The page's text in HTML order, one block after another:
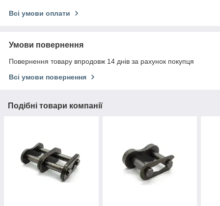
Всі умови оплати
Умови повернення
Повернення товару впродовж 14 днів за рахунок покупця
Всі умови повернення
Подібні товари компанії